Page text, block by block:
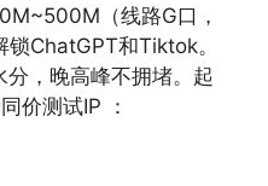
（线路G口，
ChatGPT和Tiktok。
，晚高峰不拥堵。起
价测试IP ：